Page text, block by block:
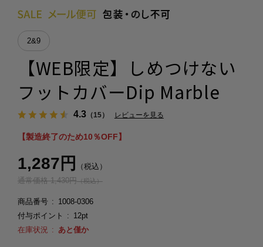
2&9
【WEB限定】しめつけない
フットカバーDip Marble
4.3（15） レビューを見る
【製造終了のため10％OFF】
1,287円
（税込）
通常価格 1,430円（税込）
商品番号
1008-0306
付与ポイント
12pt
在庫状況
あと僅か